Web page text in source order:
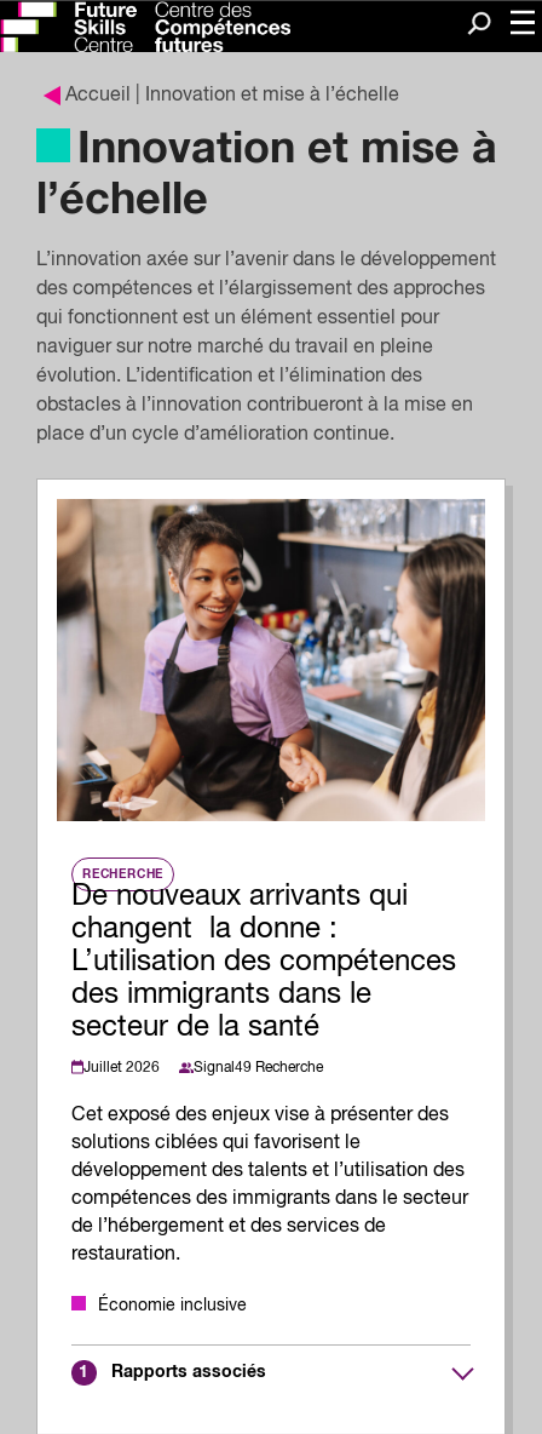
Accueil | Innovation et mise à l’échelle
Innovation et mise à
l’échelle
L’innovation axée sur l’avenir dans le développement
des compétences et l’élargissement des approches
qui fonctionnent est un élément essentiel pour
naviguer sur notre marché du travail en pleine
évolution. L’identification et l’élimination des
obstacles à l’innovation contribueront à la mise en
place d’un cycle d’amélioration continue.
RECHERCHE
De nouveaux arrivants qui
changent la donne :
L’utilisation des compétences
des immigrants dans le
secteur de la santé
Juillet 2026 Signal49 Recherche
Cet exposé des enjeux vise à présenter des
solutions ciblées qui favorisent le
développement des talents et l’utilisation des
compétences des immigrants dans le secteur
de l’hébergement et des services de
restauration.
Économie inclusive
1 Rapports associés